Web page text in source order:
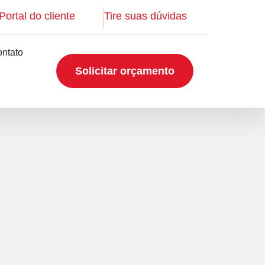
do cliente Tire suas dúvidas
Solicitar orçamento